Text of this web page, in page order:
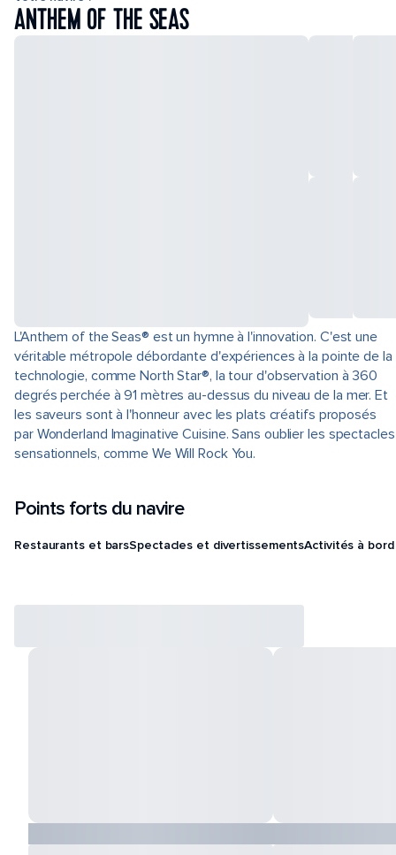
ANTHEM OF THE SEAS
L'Anthem of the Seas® est un hymne à l'innovation. C'est une
véritable métropole débordante d'expériences à la pointe de la
technologie, comme North Star®, la tour d'observation à 360
degrés perchée à 91 mètres au-dessus du niveau de la mer. Et
les saveurs sont à l'honneur avec les plats créatifs proposés
par Wonderland Imaginative Cuisine. Sans oublier les spectacles
sensationnels, comme We Will Rock You.
Points forts du navire
Restaurants et barsSpectacles et divertissementsActivités à bord